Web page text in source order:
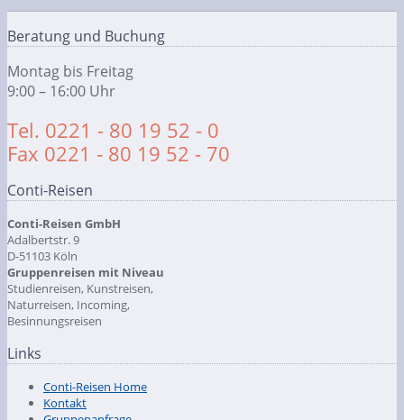
Beratung und Buchung
Montag bis Freitag
9:00 – 16:00 Uhr
Tel. 0221 - 80 19 52 - 0
Fax 0221 - 80 19 52 - 70
Conti-Reisen
Conti-Reisen GmbH
Adalbertstr. 9
D-51103 Köln
Gruppenreisen mit Niveau
Studienreisen, Kunstreisen,
Naturreisen, Incoming,
Besinnungsreisen
Links
Conti-Reisen Home
Kontakt